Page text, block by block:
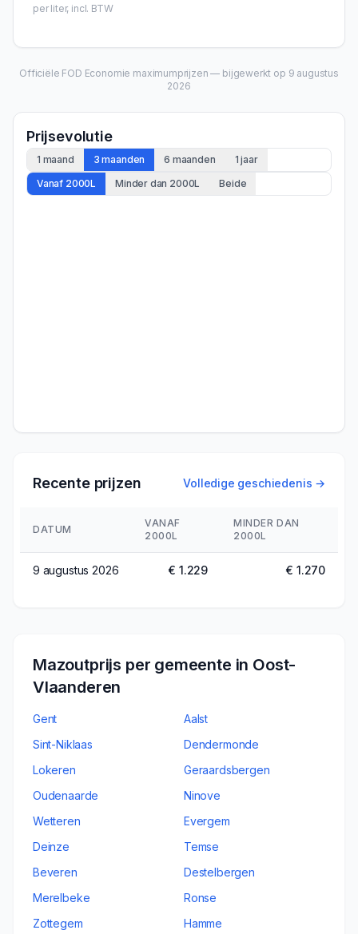
per liter, incl. BTW
Officiële FOD Economie maximumprijzen — bijgewerkt op 9 augustus
2026
Prijsevolutie
1 maand 3 maanden 6 maanden
1 jaar
Vanaf 2000L
Minder dan 2000L Beide
Recente prijzen Volledige geschiedenis →
DATUM
VANAF
2000L
MINDER DAN
2000L
9 augustus 2026 € 1.229 € 1.270
Mazoutprijs per gemeente in Oost-
Vlaanderen
Gent
Aalst
Sint-Niklaas
Dendermonde
Lokeren
Geraardsbergen
Oudenaarde
Ninove
Wetteren
Evergem
Deinze
Temse
Beveren
Destelbergen
Merelbeke
Ronse
Zottegem
Hamme